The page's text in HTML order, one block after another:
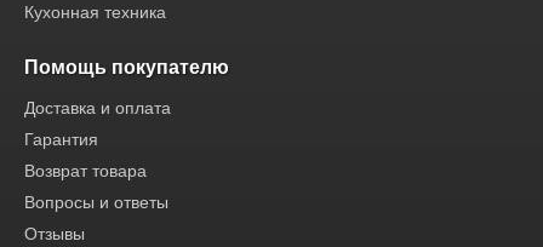
Кухонная техника
Помощь покупателю
Доставка и оплата
Гарантия
Возврат товара
Вопросы и ответы
Отзывы